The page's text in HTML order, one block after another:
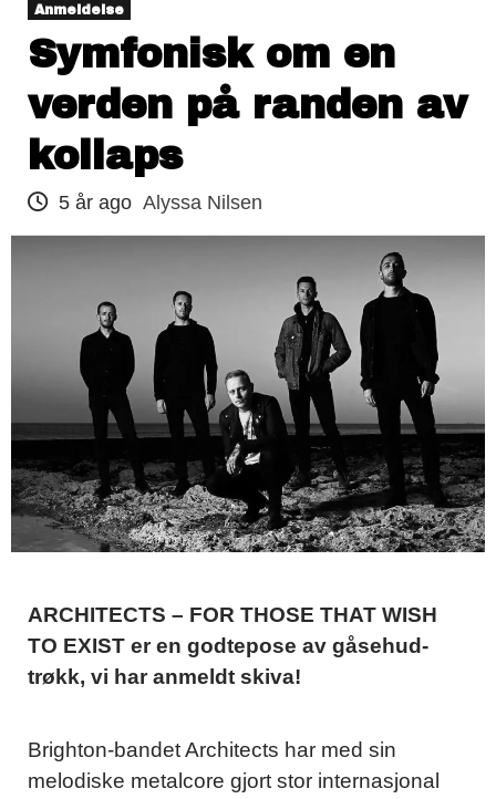
Anmeldelse
Symfonisk om en
verden på randen av
kollaps
5 år ago Alyssa Nilsen
ARCHITECTS – FOR THOSE THAT WISH
TO EXIST er en godtepose av gåsehud-
trøkk, vi har anmeldt skiva!
Brighton-bandet Architects har med sin
melodiske metalcore gjort stor internasjonal